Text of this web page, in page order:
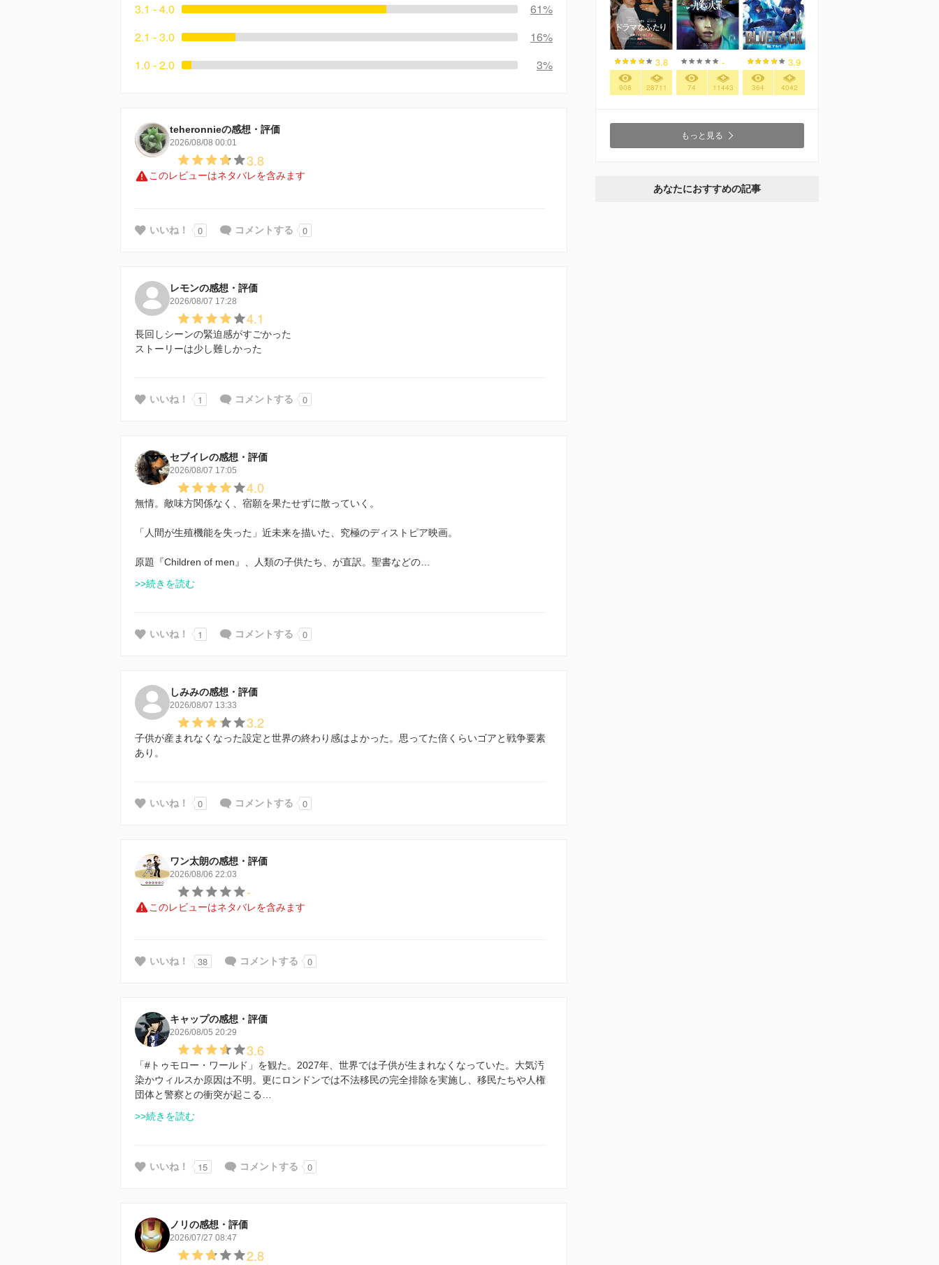
3.1 - 4.0
61%
2.1 - 3.0
16%
1.0 - 2.0
3%
teheronnieの感想・評価
2026/08/08 00:01
3.8
このレビューはネタバレを含みます
いいね！ 0 コメントする 0
レモンの感想・評価
2026/08/07 17:28
4.1
長回しシーンの緊迫感がすごかった
ストーリーは少し難しかった
いいね！ 1 コメントする 0
セブイレの感想・評価
2026/08/07 17:05
4.0
無情。敵味方関係なく、宿願を果たせずに散っていく。
「人間が生殖機能を失った」近未来を描いた、究極のディストピア映画。
原題『Children of men』、人類の子供たち、が直訳。聖書などの…
>>続きを読む
いいね！ 1 コメントする 0
しみみの感想・評価
2026/08/07 13:33
3.2
子供が産まれなくなった設定と世界の終わり感はよかった。思ってた倍くらいゴアと戦争要素
あり。
いいね！ 0 コメントする 0
ワン太朗の感想・評価
2026/08/06 22:03
-
このレビューはネタバレを含みます
いいね！ 38 コメントする 0
キャップの感想・評価
2026/08/05 20:29
3.6
「#トゥモロー・ワールド」を観た。2027年、世界では子供が生まれなくなっていた。大気汚
染かウィルスか原因は不明。更にロンドンでは不法移民の完全排除を実施し、移民たちや人権
団体と警察との衝突が起こる…
>>続きを読む
いいね！ 15 コメントする 0
ノリの感想・評価
2026/07/27 08:47
2.8
3.8
908 28711
-
74 11443
3.9
364 4042
もっと見る
あなたにおすすめの記事